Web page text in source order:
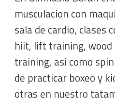
musculacion con
sala de cardio, clases
hiit, lift training, wood
training, asi como
de practicar boxeo y
otras en nuestro